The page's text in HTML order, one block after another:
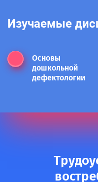
Изучаемые
Основы
дошкольной
дефектологии